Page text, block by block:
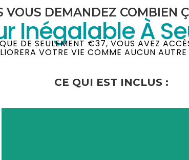
VOUS DEMANDEZ COMBIEN
Inégalable À
DE SEULEMENT €37, VOUS AVEZ
VOTRE VIE COMME AUCUN AUTRE
CE QUI EST INCLUS :